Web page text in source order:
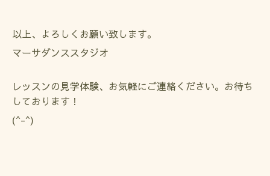
以上、よろしくお願い致します。
マーサダンススタジオ
レッスンの見学体験、お気軽にご連絡ください。お待ち
しております！
(^-^)